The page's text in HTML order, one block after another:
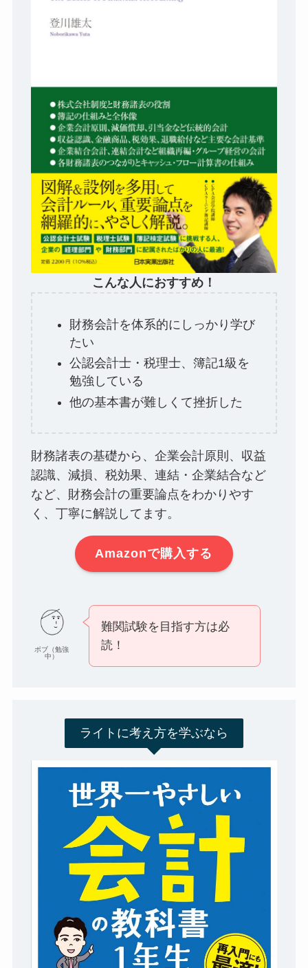
こんな人におすすめ！
財務会計を体系的にしっかり学び
たい
公認会計士・税理士、簿記1級を
勉強している
他の基本書が難しくて挫折した
財務諸表の基礎から、企業会計原則、収益
認識、減損、税効果、連結・企業結合など
など、財務会計の重要論点をわかりやす
く、丁寧に解説してます。
Amazonで購入する
ボブ（勉強
中）
難関試験を目指す方は必
読！
ライトに考え方を学ぶなら